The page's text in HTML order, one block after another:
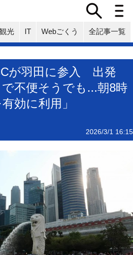
観光 IT Webごくう 全記事一覧
が羽田に参入 出発
で不便そうでも...朝8時
効に利用」
2026/3/1 16:15